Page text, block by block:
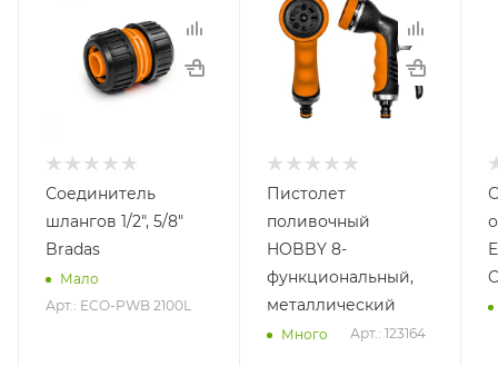
Соединитель
шлангов 1/2", 5/8"
Bradas
Мало
Арт.: ECO-PWB 2100L
Пистолет
поливочный
HOBBY 8-
функциональный,
металлический
Много Арт.: 123164